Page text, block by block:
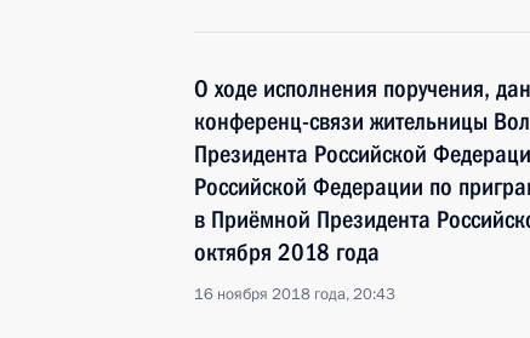
О ходе исполнения поручения,
конференц-связи жительницы
Президента Российской
Российской Федерации по
в Приёмной Президента
октября 2018 года
16 ноября 2018 года, 20:43